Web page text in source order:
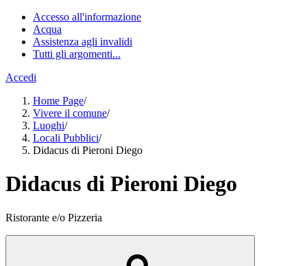
Accesso all'informazione
Acqua
Assistenza agli invalidi
Tutti gli argomenti...
Accedi
Home Page/
Vivere il comune/
Luoghi/
Locali Pubblici/
Didacus di Pieroni Diego
Didacus di Pieroni Diego
Ristorante e/o Pizzeria